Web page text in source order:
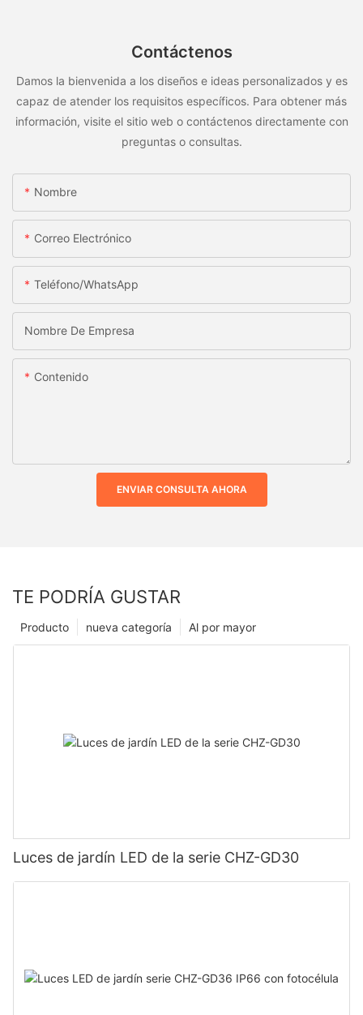
Contáctenos
Damos la bienvenida a los diseños e ideas personalizados y es
capaz de atender los requisitos específicos. Para obtener más
información, visite el sitio web o contáctenos directamente con
preguntas o consultas.
Nombre
Correo Electrónico
Teléfono/WhatsApp
Nombre De Empresa
Contenido
ENVIAR CONSULTA AHORA
TE PODRÍA GUSTAR
Al por mayor
nueva categoría
Producto
Luces de jardín LED de la serie CHZ-GD30